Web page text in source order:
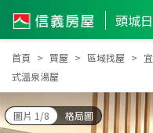
首頁 買屋 區域找屋
式溫泉湯屋
圖片 1/8 格局圖